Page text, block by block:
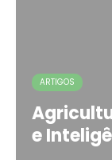
ARTIGOS
e